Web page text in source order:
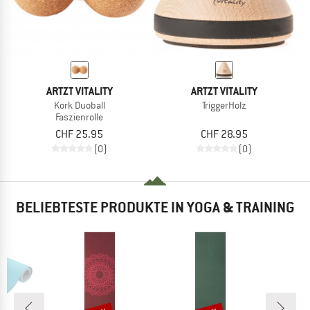
ARTZT VITALITY
Kork Duoball
Faszienrolle
CHF 25.95
(0)
ARTZT VITALITY
TriggerHolz
CHF 28.95
(0)
BELIEBTESTE PRODUKTE IN YOGA & TRAINING